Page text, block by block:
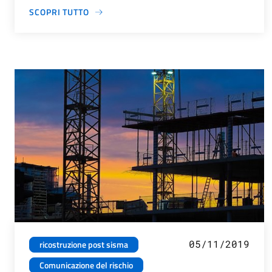
SCOPRI TUTTO
ricostruzione post sisma
Comunicazione del rischio
05/11/2019